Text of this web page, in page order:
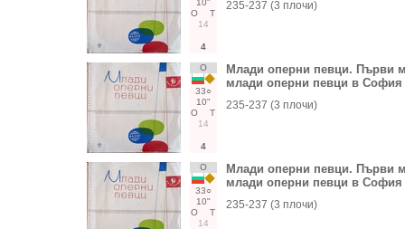
10"
О
Т
14
4
235-237 (3 плочи)
О
33○
10"
О
Т
14
4
Млади оперни певци. Първи
млади оперни певци в София
235-237 (3 плочи)
О
33○
10"
О
Т
14
Млади оперни певци. Първи
млади оперни певци в София
235-237 (3 плочи)